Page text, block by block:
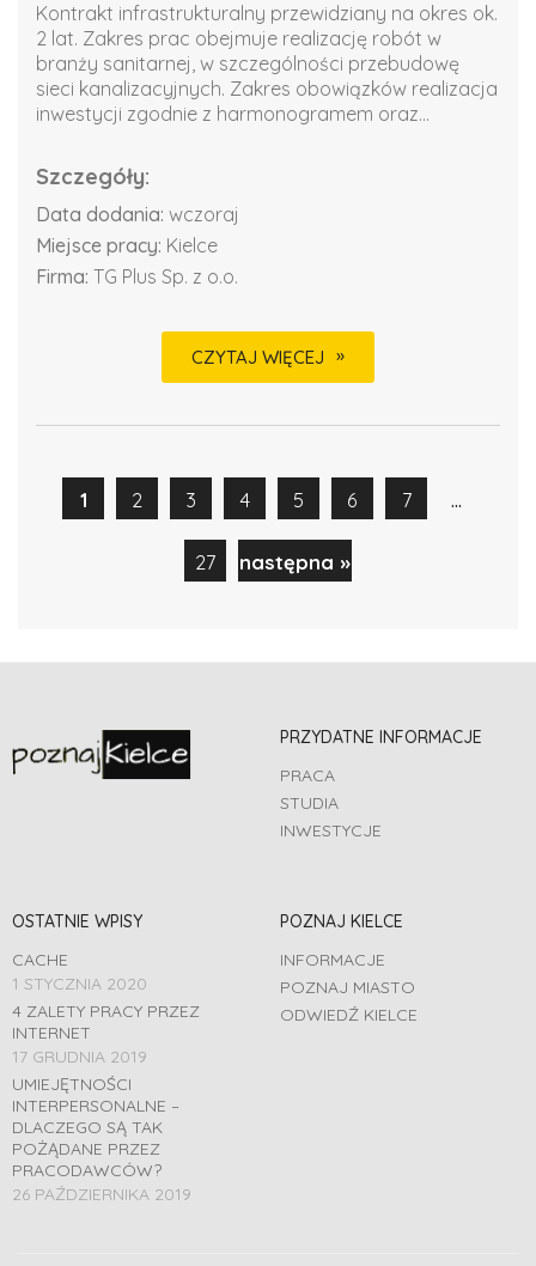
Kontrakt infrastrukturalny przewidziany na okres ok.
2 lat. Zakres prac obejmuje realizację robót w
branży sanitarnej, w szczególności przebudowę
sieci kanalizacyjnych. Zakres obowiązków realizacja
inwestycji zgodnie z harmonogramem oraz...
Szczegóły:
Data dodania: wczoraj
Miejsce pracy: Kielce
Firma: TG Plus Sp. z o.o.
CZYTAJ WIĘCEJ
1 2 3 4 5 6 7 ...
27 następna »
PRZYDATNE INFORMACJE
PRACA
STUDIA
INWESTYCJE
OSTATNIE WPISY
CACHE
1 STYCZNIA 2020
4 ZALETY PRACY PRZEZ
INTERNET
17 GRUDNIA 2019
UMIEJĘTNOŚCI
INTERPERSONALNE –
DLACZEGO SĄ TAK
POŻĄDANE PRZEZ
PRACODAWCÓW?
26 PAŹDZIERNIKA 2019
POZNAJ KIELCE
INFORMACJE
POZNAJ MIASTO
ODWIEDŹ KIELCE